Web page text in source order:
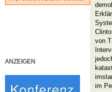
ANZEIGEN
von
im